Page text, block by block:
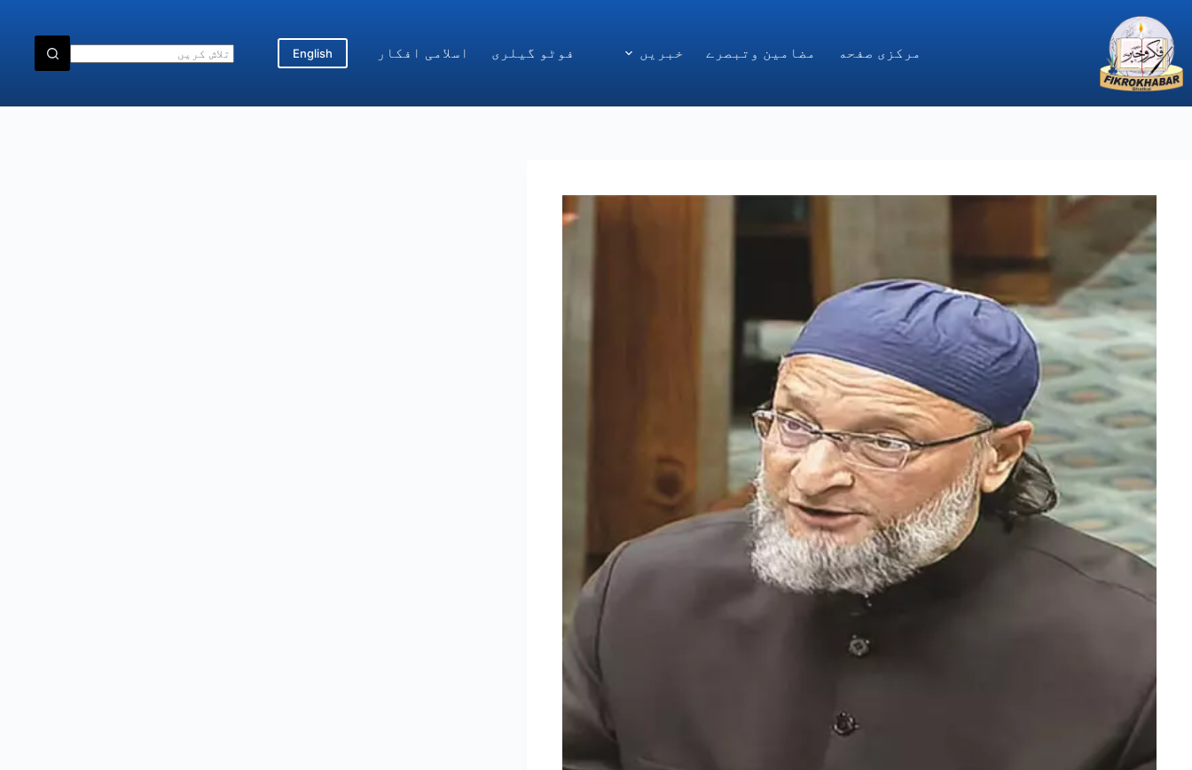
content
مركزى صفحه
مضامین وتبصرے خبریں فوٹو گیلری اسلامی افکار English